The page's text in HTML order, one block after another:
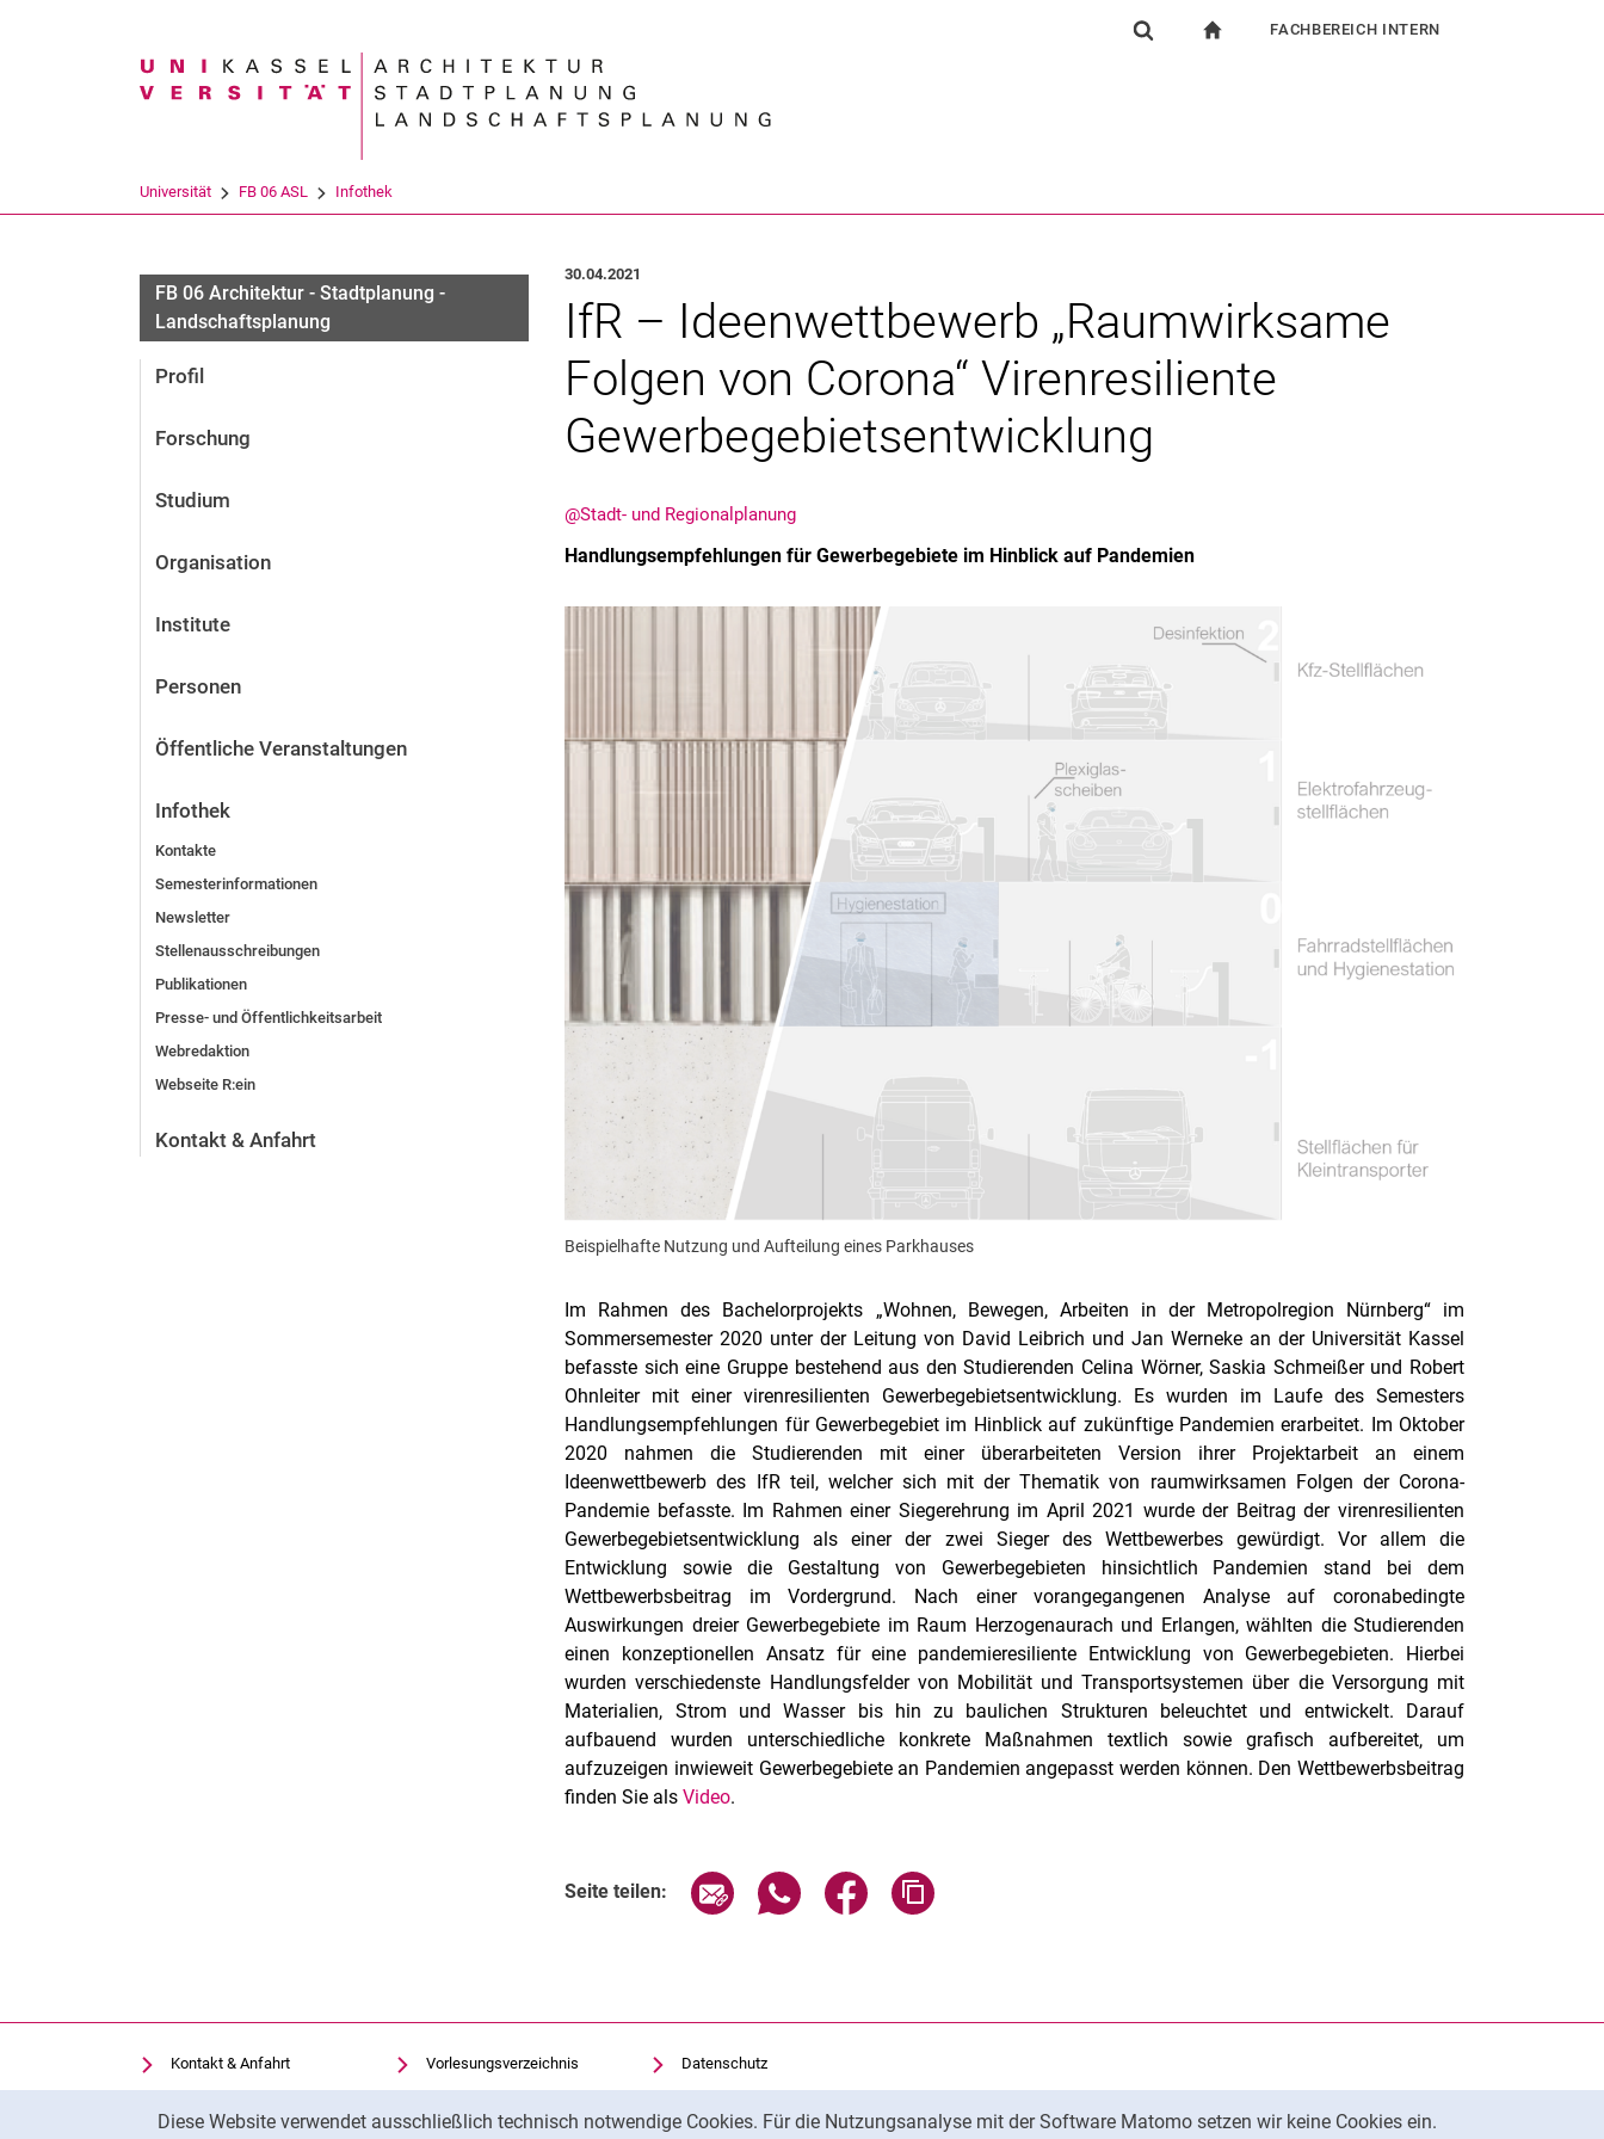
Diese Website verwendet ausschließlich technisch notwendige Cookies. Für die Nutzungsanalyse mit der Software Matomo setzen wir keine Cookies ein.
Suchbegriff
FACHBEREICH INTERN
Universität FB 06 ASL Infothek
FB 06 Architektur - Stadtplanung -
Landschaftsplanung
Profil
Forschung
Studium
Organisation
Institute
Personen
Öffentliche Veranstaltungen
Infothek
Kontakte
Semesterinformationen
Newsletter
Stellenausschreibungen
Publikationen
Presse- und Öffentlichkeitsarbeit
Webredaktion
Webseite R:ein
Kontakt & Anfahrt
30.04.2021
IfR – Ideenwettbewerb „Raumwirksame
Folgen von Corona“ Virenresiliente
Gewerbegebietsentwicklung
@Stadt- und Regionalplanung
Handlungsempfehlungen für Gewerbegebiete im Hinblick auf Pandemien
Beispielhafte Nutzung und Aufteilung eines Parkhauses
Im Rahmen des Bachelorprojekts „Wohnen, Bewegen, Arbeiten in der Metropolregion Nürnberg“ im
Sommersemester 2020 unter der Leitung von David Leibrich und Jan Werneke an der Universität Kassel
befasste sich eine Gruppe bestehend aus den Studierenden Celina Wörner, Saskia Schmeißer und Robert
Ohnleiter mit einer virenresilienten Gewerbegebietsentwicklung. Es wurden im Laufe des Semesters
Handlungsempfehlungen für Gewerbegebiet im Hinblick auf zukünftige Pandemien erarbeitet. Im Oktober
2020 nahmen die Studierenden mit einer überarbeiteten Version ihrer Projektarbeit an einem
Ideenwettbewerb des IfR teil, welcher sich mit der Thematik von raumwirksamen Folgen der Corona-
Pandemie befasste. Im Rahmen einer Siegerehrung im April 2021 wurde der Beitrag der virenresilienten
Gewerbegebietsentwicklung als einer der zwei Sieger des Wettbewerbes gewürdigt. Vor allem die
Entwicklung sowie die Gestaltung von Gewerbegebieten hinsichtlich Pandemien stand bei dem
Wettbewerbsbeitrag im Vordergrund. Nach einer vorangegangenen Analyse auf coronabedingte
Auswirkungen dreier Gewerbegebiete im Raum Herzogenaurach und Erlangen, wählten die Studierenden
einen konzeptionellen Ansatz für eine pandemieresiliente Entwicklung von Gewerbegebieten. Hierbei
wurden verschiedenste Handlungsfelder von Mobilität und Transportsystemen über die Versorgung mit
Materialien, Strom und Wasser bis hin zu baulichen Strukturen beleuchtet und entwickelt. Darauf
aufbauend wurden unterschiedliche konkrete Maßnahmen textlich sowie grafisch aufbereitet, um
aufzuzeigen inwieweit Gewerbegebiete an Pandemien angepasst werden können. Den Wettbewerbsbeitrag
finden Sie alsVideo.
Seite teilen: Seite über E-Mail teilen
Seite über WhatsApp teilen (externer Link, öffnet neues Fenster)
Seite über Facebook teilen (externer Link, öffnet neues Fenster)
Kontakt & Anfahrt
Einrichtungen suchen
Stellenangebote
Vorlesungsverzeichnis
Uni-Bibliothek
Moodle
Datenschutz
Barrierefreiheit
Transparenter KI-Einsatz